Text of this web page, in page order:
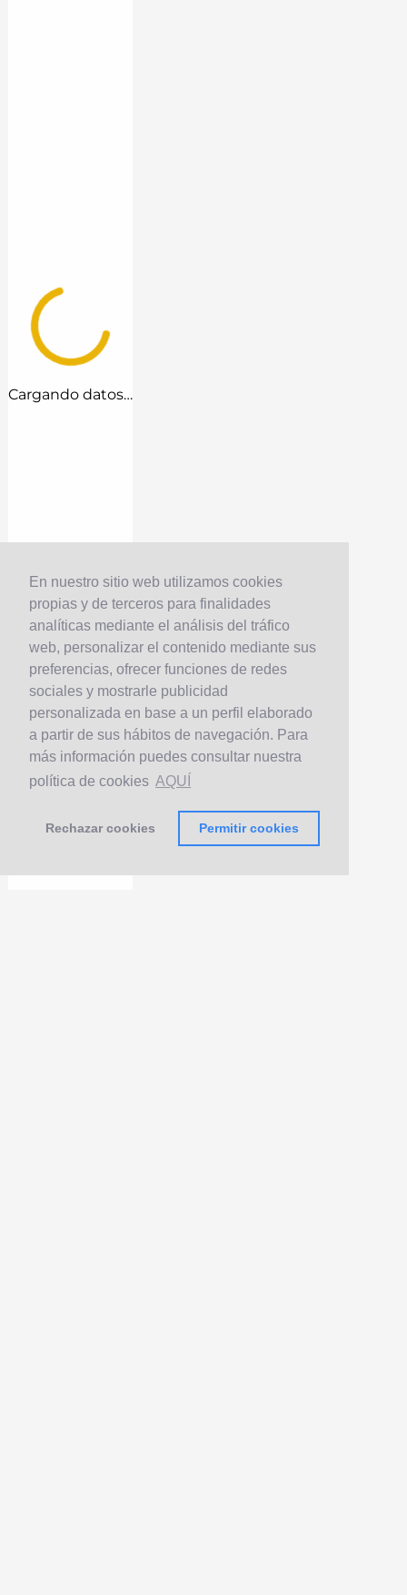
En nuestro sitio web utilizamos cookies
propias y de terceros para finalidades
analíticas mediante el análisis del tráfico
web, personalizar el contenido mediante sus
preferencias, ofrecer funciones de redes
sociales y mostrarle publicidad
personalizada en base a un perfil elaborado
a partir de sus hábitos de navegación. Para
más información puedes consultar nuestra
política de cookies AQUÍ
Rechazar cookies Permitir cookies
Cargando datos…